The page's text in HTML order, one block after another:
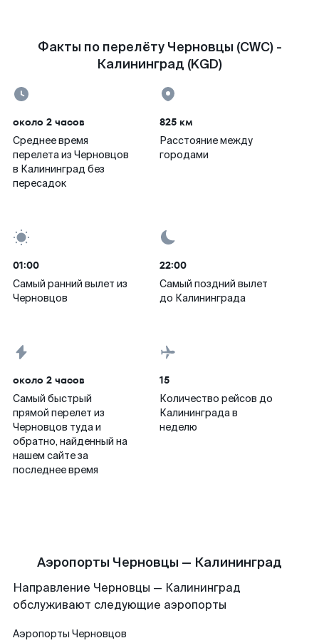
Факты по перелёту Черновцы (CWC) -
Калининград (KGD)
около 2 часов
Среднее время
перелета из Черновцов
в Калининград без
пересадок
825 км
Расстояние между
городами
01:00
Самый ранний вылет из
Черновцов
22:00
Самый поздний вылет
до Калининграда
около 2 часов
Самый быстрый
прямой перелет из
Черновцов туда и
обратно, найденный на
нашем сайте за
последнее время
15
Количество рейсов до
Калининграда в
неделю
Аэропорты Черновцы — Калининград
Направление Черновцы — Калининград
обслуживают следующие аэропорты
Аэропорты Черновцов